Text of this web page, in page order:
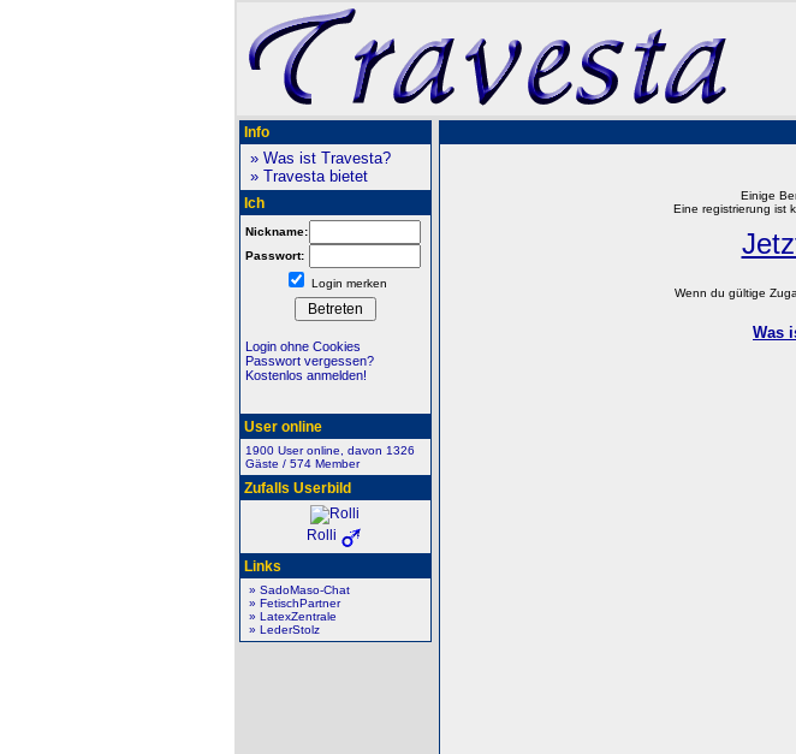
Info
» Was ist Travesta?
» Travesta bietet
Ich
Nickname:
Passwort:
Login merken
Login ohne Cookies
Passwort vergessen?
Kostenlos anmelden!
User online
1900 User online, davon 1326
Gäste / 574 Member
Zufalls Userbild
Rolli
Links
» SadoMaso-Chat
» FetischPartner
» LatexZentrale
» LederStolz
Einige
Eine registrierung ist
Wenn du gültige
Was